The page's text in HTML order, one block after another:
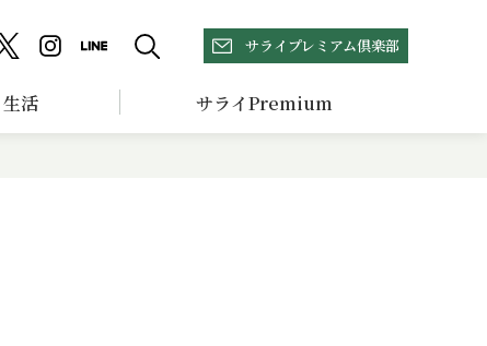
サライプレミアム倶楽部
生活 サライPremium